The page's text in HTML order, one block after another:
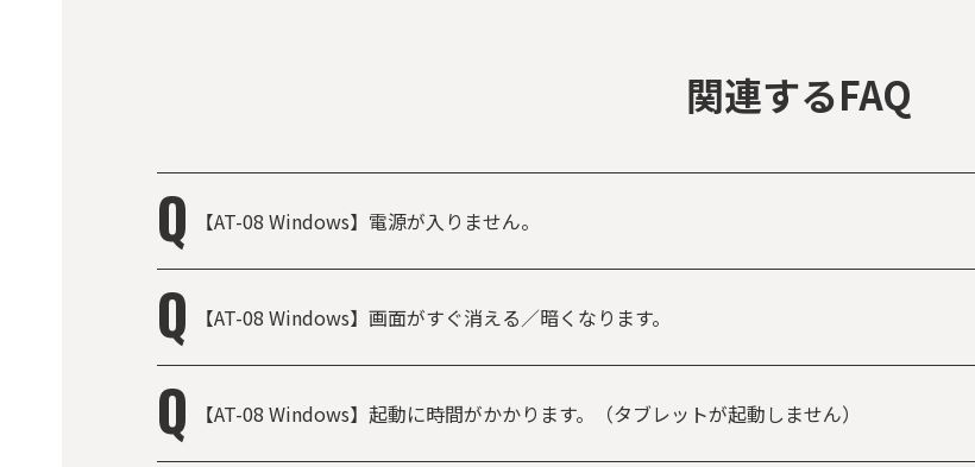
関連するFAQ
【AT-08 Windows】電源が入りません。
【AT-08 Windows】画面がすぐ消える／暗くなります。
【AT-08 Windows】起動に時間がかかります。（タブレットが起動しません）